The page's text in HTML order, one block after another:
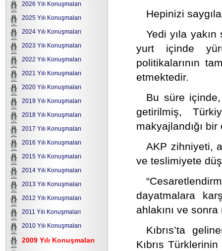
2026 Yılı Konuşmaları
2025 Yılı Konuşmaları
2024 Yılı Konuşmaları
2023 Yılı Konuşmaları
2022 Yılı Konuşmaları
2021 Yılı Konuşmaları
2020 Yılı Konuşmaları
2019 Yılı Konuşmaları
2018 Yılı Konuşmaları
2017 Yılı Konuşmaları
2016 Yılı Konuşmaları
2015 Yılı Konuşmaları
2014 Yılı Konuşmaları
2013 Yılı Konuşmaları
2012 Yılı Konuşmaları
2011 Yılı Konuşmaları
2010 Yılı Konuşmaları
2009 Yılı Konuşmaları
Hepinizi
Yedi yıla
yurt içinde
politikalarının
etmektedir.
Bu süre içinde,
getirilmiş,
makyajlandığı
AKP zihniyeti,
ve teslimiyete
dayatmalara
ahlakını ve
Kıbrıs’ta
Kıbrıs